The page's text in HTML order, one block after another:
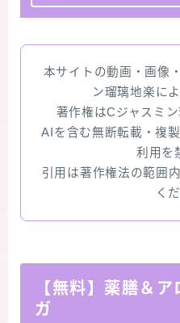
本サイトの動画・画像
ン瑠璃地楽に
著作権はCジャスミ
AIを含む無断転載・複
利用を
引用は著作権法の範囲
く
【無料】薬膳＆
ガ